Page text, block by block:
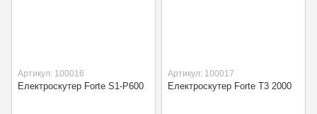
Артикул: 100016
Електроскутер Forte S1-P600
Артикул: 100017
Електроскутер Forte T3 2000